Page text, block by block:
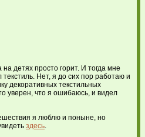
детях просто горит. И тогда мне
Нет, я до сих пор работаю и
декоративных текстильных
уверен, что я ошибаюсь, и видел
я люблю и поныне, но
здесь